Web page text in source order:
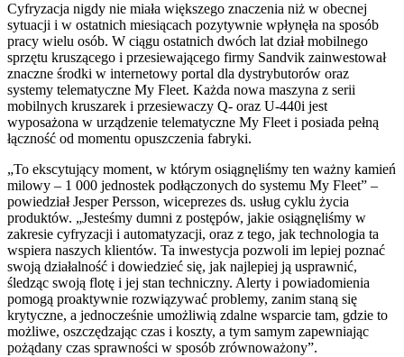
Cyfryzacja nigdy nie miała większego znaczenia niż w obecnej
sytuacji i w ostatnich miesiącach pozytywnie wpłynęła na sposób
pracy wielu osób. W ciągu ostatnich dwóch lat dział mobilnego
sprzętu kruszącego i przesiewającego firmy Sandvik zainwestował
znaczne środki w internetowy portal dla dystrybutorów oraz
systemy telematyczne My Fleet. Każda nowa maszyna z serii
mobilnych kruszarek i przesiewaczy Q- oraz U-440i jest
wyposażona w urządzenie telematyczne My Fleet i posiada pełną
łączność od momentu opuszczenia fabryki.
„To ekscytujący moment, w którym osiągnęliśmy ten ważny kamień
milowy – 1 000 jednostek podłączonych do systemu My Fleet” –
powiedział Jesper Persson, wiceprezes ds. usług cyklu życia
produktów. „Jesteśmy dumni z postępów, jakie osiągnęliśmy w
zakresie cyfryzacji i automatyzacji, oraz z tego, jak technologia ta
wspiera naszych klientów. Ta inwestycja pozwoli im lepiej poznać
swoją działalność i dowiedzieć się, jak najlepiej ją usprawnić,
śledząc swoją flotę i jej stan techniczny. Alerty i powiadomienia
pomogą proaktywnie rozwiązywać problemy, zanim staną się
krytyczne, a jednocześnie umożliwią zdalne wsparcie tam, gdzie to
możliwe, oszczędzając czas i koszty, a tym samym zapewniając
pożądany czas sprawności w sposób zrównoważony”.